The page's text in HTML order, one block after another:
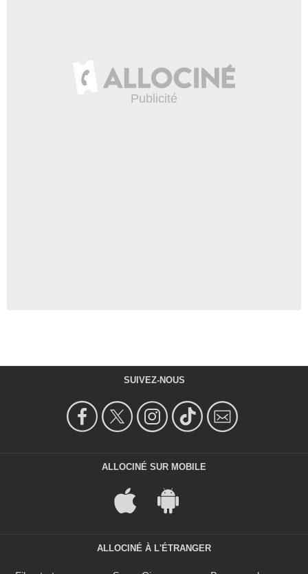
SUIVEZ-NOUS
ALLOCINÉ SUR MOBILE
ALLOCINÉ À L'ÉTRANGER